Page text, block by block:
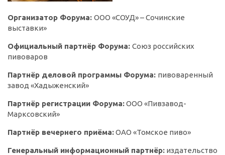
Организатор Форума: ООО «СОУД» – Сочинские
выставки»
Официальный партнёр Форума: Союз российских
пивоваров
Партнёр деловой программы Форума: пивоваренный
завод «Хадыженский»
Партнёр регистрации Форума:ООО «Пивзавод-
Марксовский»
Партнёр вечернего приёма:ОАО «Томское пиво»
Генеральный информационный партнёр: издательство